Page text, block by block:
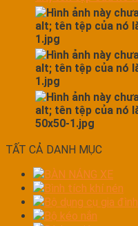
TẤT CẢ DANH MỤC
BÀN NÁNG XE
Bình tích khí nén
Bộ dụng cụ gia đình
Bộ kéo nắn